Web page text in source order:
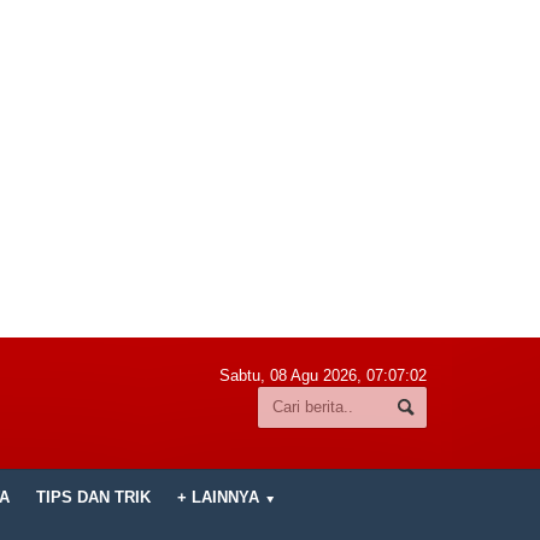
Sabtu, 08 Agu 2026, 07:07:03
TIPS DAN TRIK + LAINNYA